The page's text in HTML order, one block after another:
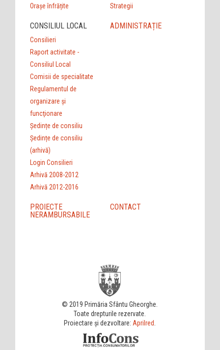
Orașe înfrățite
Strategii
CONSILIUL LOCAL
Consilieri
Raport activitate -
Consiliul Local
Comisii de specialitate
Regulamentul de
organizare şi
funcţionare
Ședințe de consiliu
Ședințe de consiliu
(arhivă)
Login Consilieri
Arhivă 2008-2012
Arhivă 2012-2016
ADMINISTRAȚIE
PROIECTE
NERAMBURSABILE
CONTACT
© 2019 Primăria Sfântu Gheorghe.
Toate drepturile rezervate.
Proiectare și dezvoltare: Aprilred